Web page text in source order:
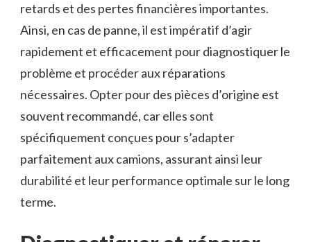
retards et des pertes financières importantes.
Ainsi, en cas de panne, il est impératif d’agir
rapidement et efficacement pour diagnostiquer le
problème et procéder aux réparations
nécessaires. Opter pour des pièces d’origine est
souvent recommandé, car elles sont
spécifiquement conçues pour s’adapter
parfaitement aux camions, assurant ainsi leur
durabilité et leur performance optimale sur le long
terme.